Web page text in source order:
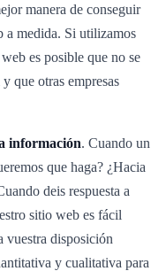
manera de conseguir
a medida. Si utilizamos
es posible que no se
que otras empresas
información. Cuando un
que haga? ¿Hacia
deis respuesta a
sitio web es fácil
vuestra disposición
y cualitativa para